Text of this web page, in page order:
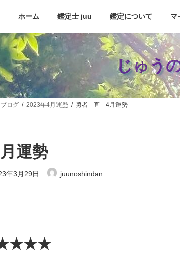
ホーム 鑑定士 juu 鑑定について マ
じゅう
ログ 2023年4月運勢 勇者 直 4月運勢
運勢
年3月29日 juunoshindan